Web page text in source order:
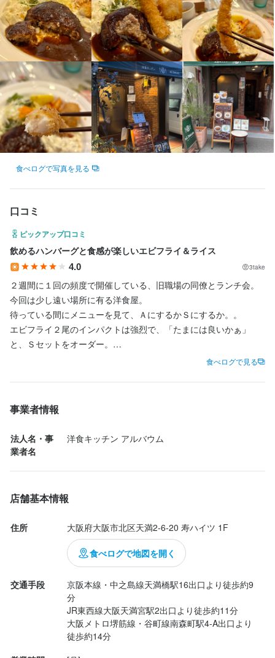
食べログで写真を見る
口コミ
ピックアップ口コミ
飲めるハンバーグと食感が楽しいエビフライ＆ライス
4.0 3take
２週間に１回の頻度で開催している、旧職場の同僚とランチ会。
今回は少し遠い場所に有る洋食屋。
待っている間にメニューを見て、ＡにするかＳにするか。。
エビフライ２尾のインパクトは強烈で、「たまには良いかぁ」
と、Ｓセットをオーダー。
ご飯の量が調整戴ける様で、中盛りにてお願いする。
人気のご様子。
主菜が配膳された後、ご飯が到着。
見た目が美しいご飯は、見ただけで旨いだろうと感じさせる品。
先ずは味噌汁から。
ハンバーグに箸を入れると、肉汁が溢れる柔らかい焼き上がり。
口に入れると軽く咀嚼するだけで喉の奥に消えて行く。
俗に言う所の「飲める...
食べログで見る
事業者情報
法人名・事
業者名
洋食キッチン アルバウム
店舗基本情報
住所 大阪府大阪市北区天満2-6-20 寿ハイツ 1F
食べログで地図を開く
交通手段
京阪本線・中之島線天満橋駅16出口より徒歩約9
分
JR東西線大阪天満宮駅2出口より徒歩約11分
大阪メトロ堺筋線・谷町線南森町駅4-A出口より
徒歩約14分
未経験者の方でも安心して働けるよう、スタッフ全員でサポート
するチームでのフォロー体制を整えています。分からないことや
困ったことがあれば、すぐに周囲に相談できる環境ですので、安
心して仕事を覚えていけます。
お店の採用担当者からのメッセージ
少しでも興味をお持ちでしたら、ぜひお気軽にご応募ください♪ご
応募を心よりお待ちしております。
洋食キッチン アル・バウム
勤務地
大阪府大阪市北区天満2-6-20 寿ハイツ 1F
連絡先
064-309-6777
最終更新日2026/07/30
未経験者の方でも安心して働けるよう、スタッフ全員でサポート
するチームでのフォロー体制を整えています。分からないことや
困ったことがあれば、すぐに周囲に相談できる環境ですので、安
心して仕事を覚えていけます。
お店の採用担当者からのメッセージ
少しでも興味をお持ちでしたら、ぜひお気軽にご応募ください♪ご
応募を心よりお待ちしております。
洋食キッチン アル・バウム
勤務地
大阪府大阪市北区天満2-6-20 寿ハイツ 1F
連絡先
064-309-6777
最終更新日2026/07/04
未経験者の方でも安心して働けるよう、スタッフ全員でサポート
するチームでのフォロー体制を整えています。分からないことや
困ったことがあれば、すぐに周囲に相談できる環境ですので、安
心して仕事を覚えていけます。
お店の採用担当者からのメッセージ
少しでも興味をお持ちでしたら、ぜひお気軽にご応募ください♪ご
応募を心よりお待ちしております。
ぜひ一緒に働きましょう！
何かわからないことがあればお気軽にご相談ください！
洋食キッチン アル・バウム
勤務地
大阪府大阪市北区天満2-6-20 寿ハイツ 1F
連絡先
064-309-6777
法人名・事業者名
最終更新日2026/07/04